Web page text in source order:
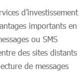
d’investissement
importants en
ou SMS
des sites distants
de messages